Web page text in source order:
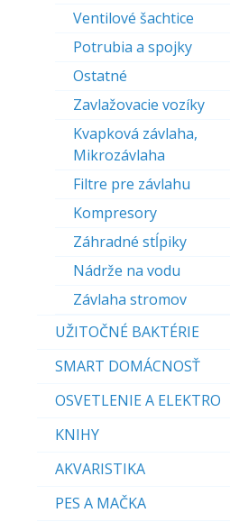
Ventilové šachtice
Potrubia a spojky
Ostatné
Zavlažovacie vozíky
Kvapková závlaha,
Mikrozávlaha
Filtre pre závlahu
Kompresory
Záhradné stĺpiky
Nádrže na vodu
Závlaha stromov
UŽITOČNÉ BAKTÉRIE
SMART DOMÁCNOSŤ
OSVETLENIE A ELEKTRO
KNIHY
AKVARISTIKA
PES A MAČKA